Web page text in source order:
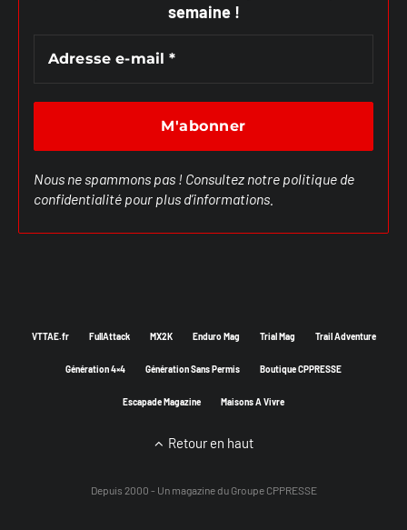
semaine !
Nous ne spammons pas ! Consultez notre politique de
confidentialité pour plus d’informations.
VTTAE.fr FullAttack MX2K Enduro Mag Trial Mag Trail Adventure
Génération 4×4 Génération Sans Permis Boutique CPPRESSE
Escapade Magazine Maisons A Vivre
Retour en haut
Depuis 2000 - Un magazine du Groupe CPPRESSE